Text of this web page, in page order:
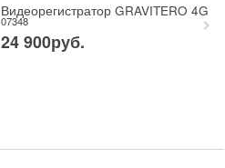
Видеорегистратор GRAVITERO 4G
07348
24 900руб.